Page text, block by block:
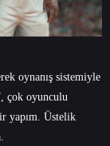
oynanış sistemiyle
çok oyunculu
yapım. Üstelik